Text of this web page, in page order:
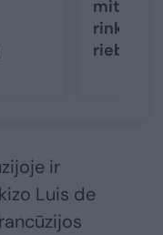
mitus
rinktis
riebumą
ir
Luis de